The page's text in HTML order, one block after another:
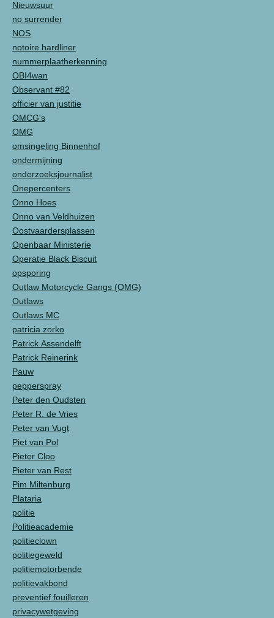
Nieuwsuur
no surrender
NOS
notoire hardliner
nummerplaatherkenning
OBI4wan
Observant #82
officier van justitie
OMCG's
OMG
omsingeling Binnenhof
ondermijning
onderzoeksjournalist
Onepercenters
Onno Hoes
Onno van Veldhuizen
Oostvaardersplassen
Openbaar Ministerie
Operatie Black Biscuit
opsporing
Outlaw Motorcycle Gangs (OMG)
Outlaws
Outlaws MC
patricia zorko
Patrick Assendelft
Patrick Reinerink
Pauw
pepperspray
Peter den Oudsten
Peter R. de Vries
Peter van Vugt
Piet van Pol
Pieter Cloo
Pieter van Rest
Pim Miltenburg
Plataria
politie
Politieacademie
politieclown
politiegeweld
politiemotorbende
politievakbond
preventief fouilleren
privacywetgeving